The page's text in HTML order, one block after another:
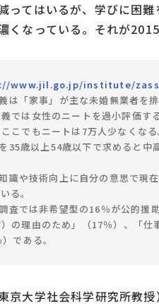
ってはいるが、学びに困
くなっている。それが
www.jil.go.jp/institute/
は「家事」が主な未婚無業者を
では女性のニートを過小評価
こでもニートは7万人少なくなる
35歳以上54歳以下で求めると中
識や技術向上に自分の意思で現
る。
査では非希望型の16％が公的援
の理由のため」（17％）、「
である。
京大学社会科学研究所教授）